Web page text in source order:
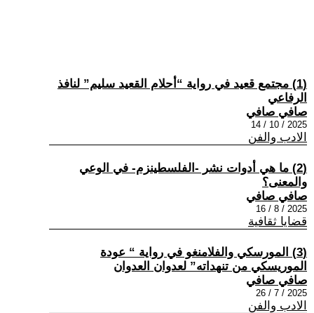
(1) مجتمع قعيد في رواية “أحلام القعيد سليم” لنافذ
الرفاعي
صافي صافي
2025 / 10 / 14
الادب والفن
(2) ما هي أدوات نشر -الفلسطينزم- في الوعي
والمعنى؟
صافي صافي
2025 / 8 / 16
قضايا ثقافية
(3) المورسكي والفلامنغو في رواية “ عودة
الموريسكي من تنهداته” لعدوان العدوان
صافي صافي
2025 / 7 / 26
الادب والفن